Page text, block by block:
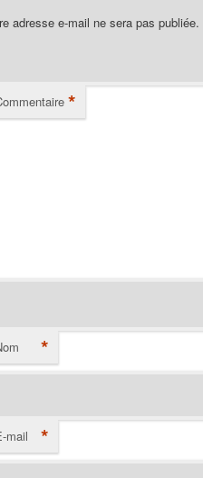
adresse e-mail ne sera pas publiée.
*
*
mail *